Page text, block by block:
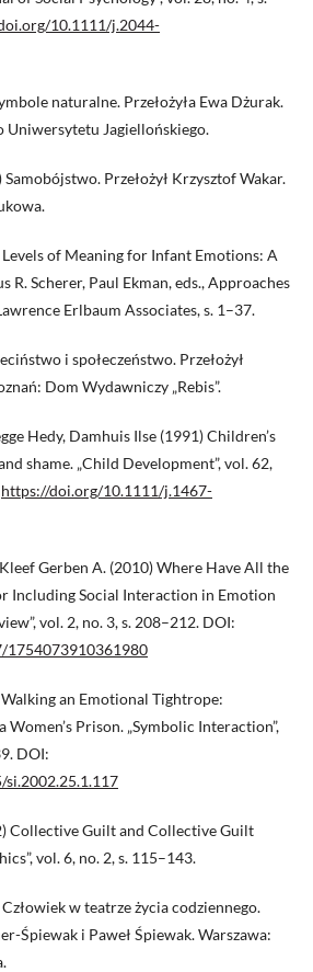
10.1111/j.2044-
naturalne. Przełożyła Ewa Dżurak.
Jagiellońskiego.
Przełożył Krzysztof Wakar.
of Meaning for Infant Emotions: A
R. Scherer, Paul Ekman, eds., Approaches
Erlbaum Associates, s. 1–37.
i społeczeństwo. Przełożył
Dom Wydawniczy „Rebis”.
Hedy, Damhuis Ilse (1991) Children’s
shame. „Child Development”, vol. 62,
https://doi.org/10.1111/j.1467-
Gerben A. (2010) Where Have All the
Including Social Interaction in Emotion
vol. 2, no. 3, s. 208–212. DOI:
1754073910361980
an Emotional Tightrope:
Women’s Prison. „Symbolic Interaction”,
DOI:
Collective Guilt and Collective Guilt
vol. 6, no. 2, s. 115–143.
w teatrze życia codziennego.
Śpiewak i Paweł Śpiewak. Warszawa: